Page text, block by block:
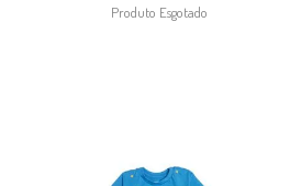
Produto Esgotado